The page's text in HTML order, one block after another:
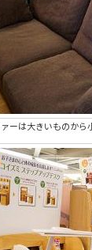
ーは大きいものから